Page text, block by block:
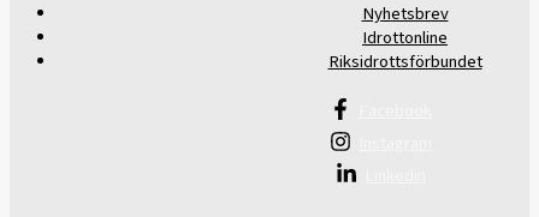
Nyhetsbrev
Idrottonline
Riksidrottsförbundet